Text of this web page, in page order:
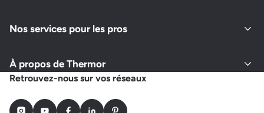
Nos services pour les pros
À propos de Thermor
Retrouvez-nous sur vos réseaux